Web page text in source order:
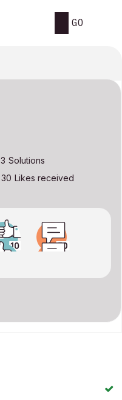
GO
3 Solutions
30 Likes received